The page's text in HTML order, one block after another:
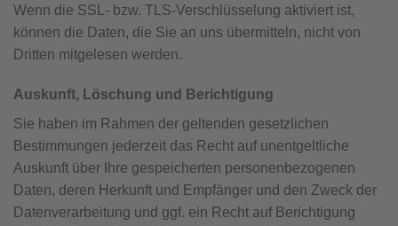
Wenn die SSL- bzw. TLS-Verschlüsselung aktiviert ist,
können die Daten, die Sie an uns übermitteln, nicht von
Dritten mitgelesen werden.
Auskunft, Löschung und Berichtigung
Sie haben im Rahmen der geltenden gesetzlichen
Bestimmungen jederzeit das Recht auf unentgeltliche
Auskunft über Ihre gespeicherten personenbezogenen
Daten, deren Herkunft und Empfänger und den Zweck der
Datenverarbeitung und ggf. ein Recht auf Berichtigung